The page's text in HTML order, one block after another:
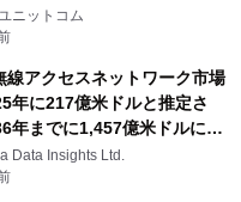
グPCや高性能ノートPCなど
PCのご購入で最大3万円分
ニットコム
線アクセスネットワーク市場
年に217億米ドルと推定さ
年までに1,457億米ドルに達
測されており、予測期間
～2036年）
Data Insights Ltd.